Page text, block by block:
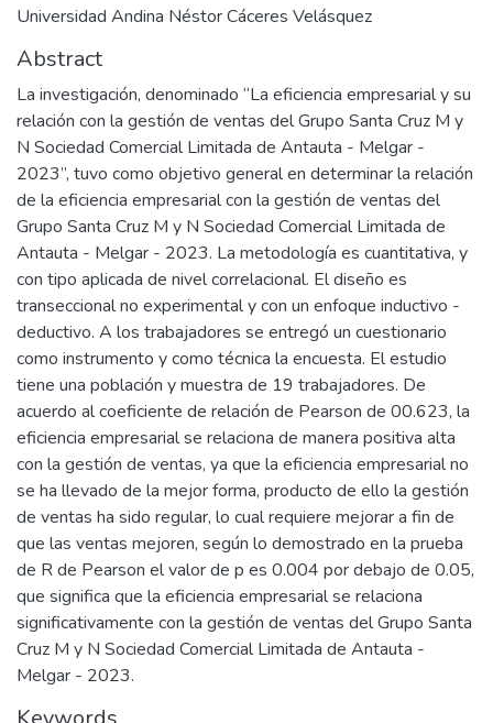
Universidad Andina Néstor Cáceres Velásquez
Abstract
La investigación, denominado “La eficiencia empresarial y su
relación con la gestión de ventas del Grupo Santa Cruz M y
N Sociedad Comercial Limitada de Antauta - Melgar -
2023”, tuvo como objetivo general en determinar la relación
de la eficiencia empresarial con la gestión de ventas del
Grupo Santa Cruz M y N Sociedad Comercial Limitada de
Antauta - Melgar - 2023. La metodología es cuantitativa, y
con tipo aplicada de nivel correlacional. El diseño es
transeccional no experimental y con un enfoque inductivo -
deductivo. A los trabajadores se entregó un cuestionario
como instrumento y como técnica la encuesta. El estudio
tiene una población y muestra de 19 trabajadores. De
acuerdo al coeficiente de relación de Pearson de 00.623, la
eficiencia empresarial se relaciona de manera positiva alta
con la gestión de ventas, ya que la eficiencia empresarial no
se ha llevado de la mejor forma, producto de ello la gestión
de ventas ha sido regular, lo cual requiere mejorar a fin de
que las ventas mejoren, según lo demostrado en la prueba
de R de Pearson el valor de p es 0.004 por debajo de 0.05,
que significa que la eficiencia empresarial se relaciona
significativamente con la gestión de ventas del Grupo Santa
Cruz M y N Sociedad Comercial Limitada de Antauta -
Melgar - 2023.